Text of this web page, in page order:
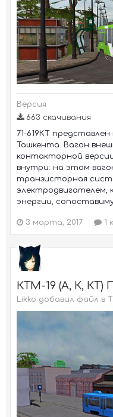
Версия
663 скачивания
71-619КТ
Ташкента. Вагон
контакторной
внутри: на этом
транзисторная
электродвигателем,
энергии,
3 марта, 2017 1
КТМ-19 (А, К, КТ)
Likko добавил файл в